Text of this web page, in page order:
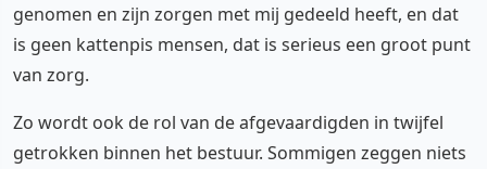
genomen en zijn zorgen met mij gedeeld heeft, en dat
is geen kattenpis mensen, dat is serieus een groot punt
van zorg.
Zo wordt ook de rol van de afgevaardigden in twijfel
getrokken binnen het bestuur. Sommigen zeggen niets